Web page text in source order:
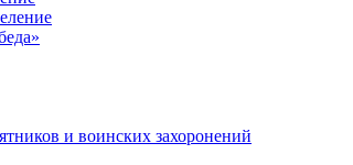
и воинских захоронений